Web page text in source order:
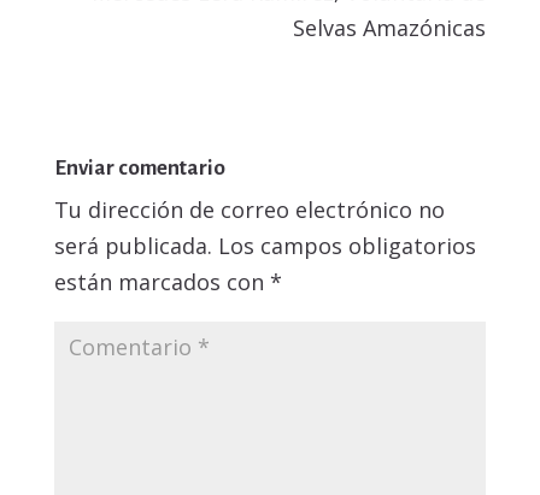
Selvas Amazónicas
Enviar comentario
Tu dirección de correo electrónico no
será publicada. Los campos obligatorios
están marcados con *